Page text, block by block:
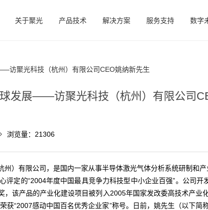
关于聚光 产品技术 解决方案 服务支持 数字
访聚光科技（杭州）有限公司CEO姚纳新先生
发展——访聚光科技（杭州）有限公司
浏览量：21306
有限公司，是国内一家从事半导体激光气体分析系统研制和产
评定的“2004年度中国最具竞争力科技型中小企业百强”。公司
该产品的产业化建设项目被列入2005年国家发改委高技术产业
获“2007感动中国百名优秀企业家”称号。日前，姚先生（以下简